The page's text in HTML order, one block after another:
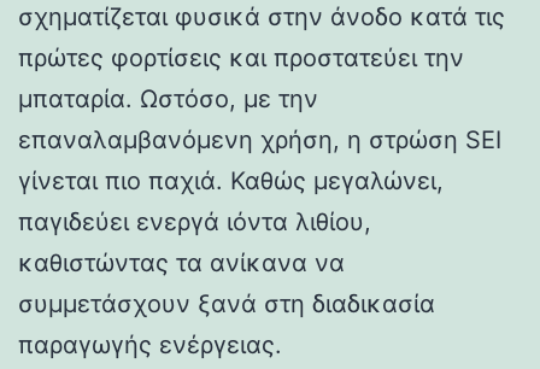
σχηματίζεται φυσικά στην άνοδο κατά τις
πρώτες φορτίσεις και προστατεύει την
μπαταρία. Ωστόσο, με την
επαναλαμβανόμενη χρήση, η στρώση SEI
γίνεται πιο παχιά. Καθώς μεγαλώνει,
παγιδεύει ενεργά ιόντα λιθίου,
καθιστώντας τα ανίκανα να
συμμετάσχουν ξανά στη διαδικασία
παραγωγής ενέργειας.